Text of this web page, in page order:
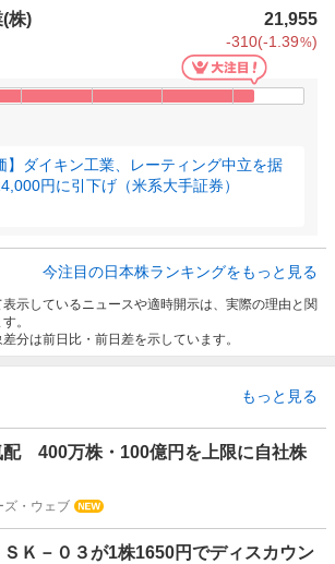
株) 21,955
-310(-1.39%)
】ダイキン工業、レーティング中立を据
円に引下げ（米系大手証券）
今注目の日本株ランキングをもっと見る
示しているニュースや適時開示は、実際の理由と関
。
分は前日比・前日差を示しています。
もっと見る
配 400万株・100億円を上限に自社株
ズ・ウェブ
Ｋ－０３が1株1650円でディスカウン